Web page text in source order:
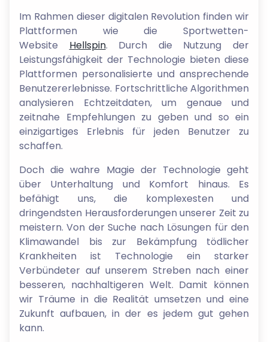
Im Rahmen dieser digitalen Revolution finden wir
Plattformen wie die Sportwetten-
Website Hellspin. Durch die Nutzung der
Leistungsfähigkeit der Technologie bieten diese
Plattformen personalisierte und ansprechende
Benutzererlebnisse. Fortschrittliche Algorithmen
analysieren Echtzeitdaten, um genaue und
zeitnahe Empfehlungen zu geben und so ein
einzigartiges Erlebnis für jeden Benutzer zu
schaffen.
Doch die wahre Magie der Technologie geht
über Unterhaltung und Komfort hinaus. Es
befähigt uns, die komplexesten und
dringendsten Herausforderungen unserer Zeit zu
meistern. Von der Suche nach Lösungen für den
Klimawandel bis zur Bekämpfung tödlicher
Krankheiten ist Technologie ein starker
Verbündeter auf unserem Streben nach einer
besseren, nachhaltigeren Welt. Damit können
wir Träume in die Realität umsetzen und eine
Zukunft aufbauen, in der es jedem gut gehen
kann.